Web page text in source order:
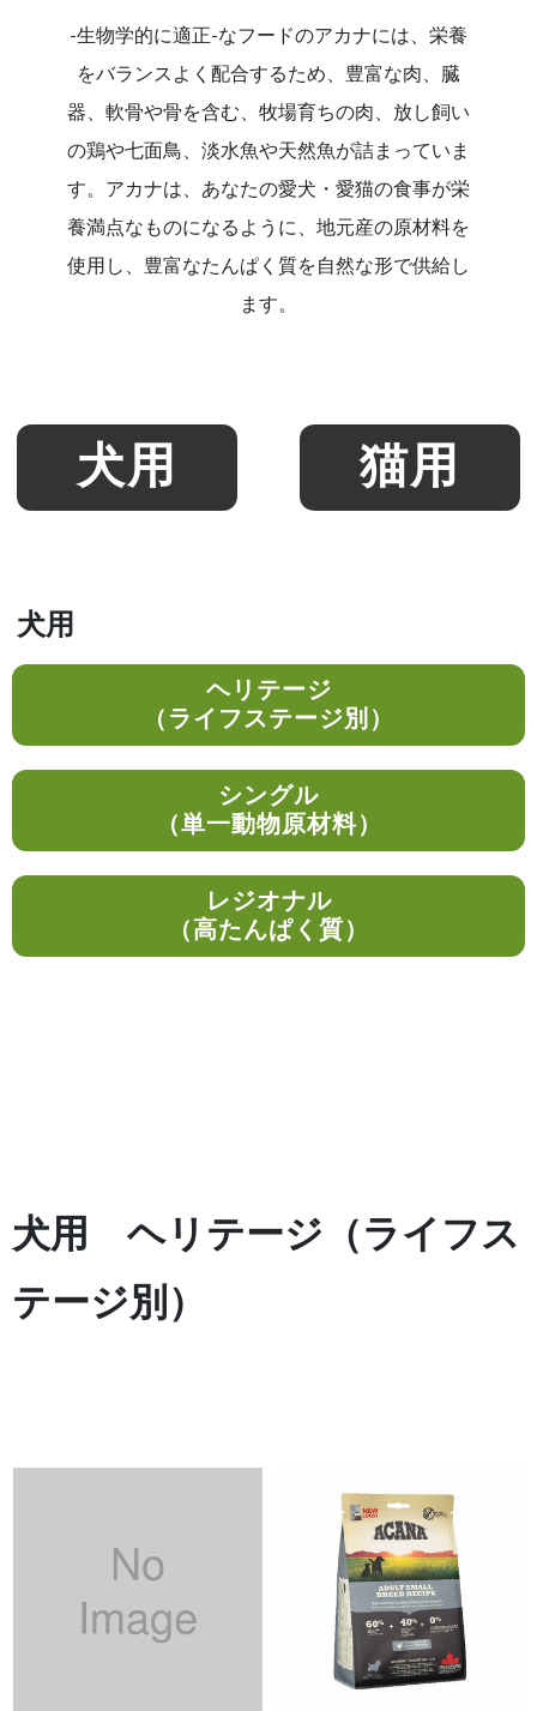
-生物学的に適正-なフードのアカナには、栄養
をバランスよく配合するため、豊富な肉、臓
器、軟骨や骨を含む、牧場育ちの肉、放し飼い
の鶏や七面鳥、淡水魚や天然魚が詰まっていま
す。アカナは、あなたの愛犬・愛猫の食事が栄
養満点なものになるように、地元産の原材料を
使用し、豊富なたんぱく質を自然な形で供給し
ます。
犬用 猫用
犬用
ヘリテージ
（ライフステージ別）
シングル
（単一動物原材料）
レジオナル
（高たんぱく質）
犬用 ヘリテージ（ライフス
テージ別）